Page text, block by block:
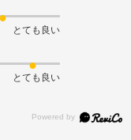
とても良い
とても良い